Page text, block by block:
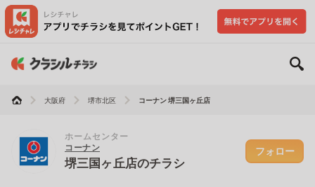
大阪府 堺市北区 コーナン 堺三国ヶ丘店
ホームセンター
コーナン
堺三国ヶ丘店のチラシ
フォロー